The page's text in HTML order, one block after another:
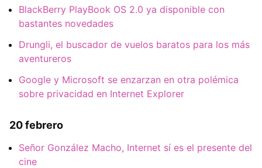
BlackBerry PlayBook OS 2.0 ya disponible con
bastantes novedades
Drungli, el buscador de vuelos baratos para los más
aventureros
Google y Microsoft se enzarzan en otra polémica
sobre privacidad en Internet Explorer
20 febrero
Señor González Macho, Internet sí es el presente del
cine